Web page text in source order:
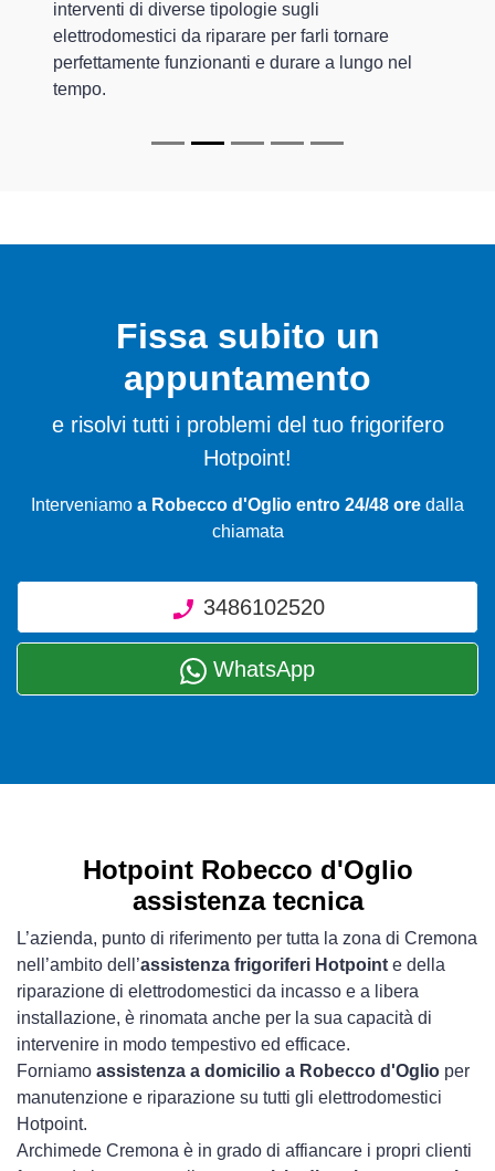
interventi di diverse tipologie sugli
elettrodomestici da riparare per farli tornare
perfettamente funzionanti e durare a lungo nel
tempo.
Fissa subito un
appuntamento
e risolvi tutti i problemi del tuo frigorifero
Hotpoint!
Interveniamo a Robecco d'Oglio entro 24/48 ore dalla
chiamata
3486102520
WhatsApp
Hotpoint Robecco d'Oglio
assistenza tecnica
L’azienda, punto di riferimento per tutta la zona di Cremona
nell’ambito dell’assistenza frigoriferi Hotpoint e della
riparazione di elettrodomestici da incasso e a libera
installazione, è rinomata anche per la sua capacità di
intervenire in modo tempestivo ed efficace.
Forniamo assistenza a domicilio a Robecco d'Oglio per
manutenzione e riparazione su tutti gli elettrodomestici
Hotpoint.
Archimede Cremona è in grado di affiancare i propri clienti